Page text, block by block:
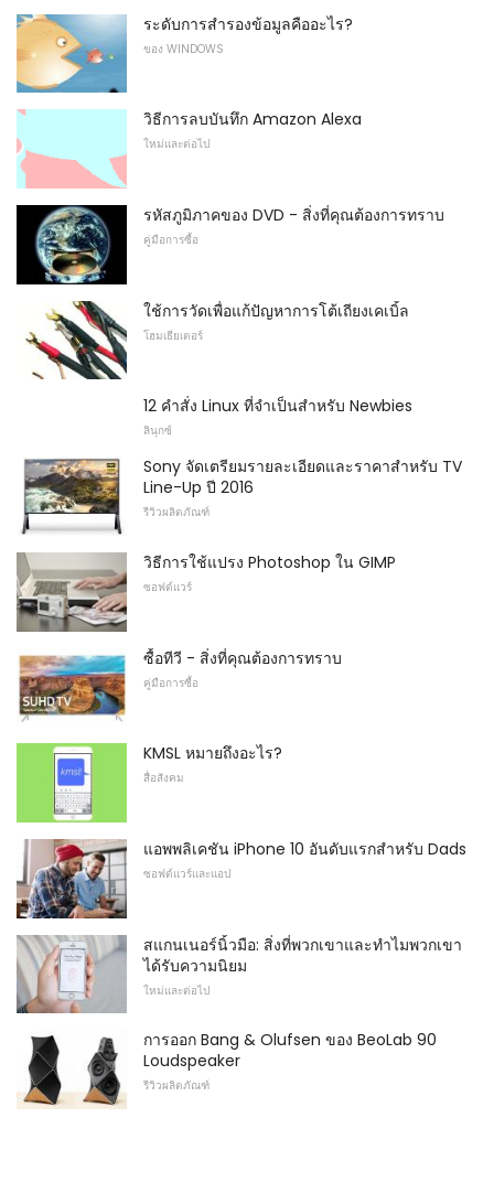
ระดับการสำรองข้อมูลคืออะไร?
ของ WINDOWS
วิธีการลบบันทึก Amazon Alexa
ใหม่และต่อไป
รหัสภูมิภาคของ DVD - สิ่งที่คุณต้องการทราบ
คู่มือการซื้อ
ใช้การวัดเพื่อแก้ปัญหาการโต้เถียงเคเบิ้ล
โฮมเธียเตอร์
12 คำสั่ง Linux ที่จำเป็นสำหรับ Newbies
ลินุกซ์
Sony จัดเตรียมรายละเอียดและราคาสำหรับ TV
Line-Up ปี 2016
รีวิวผลิตภัณฑ์
วิธีการใช้แปรง Photoshop ใน GIMP
ซอฟต์แวร์
ซื้อทีวี - สิ่งที่คุณต้องการทราบ
คู่มือการซื้อ
KMSL หมายถึงอะไร?
สื่อสังคม
แอพพลิเคชัน iPhone 10 อันดับแรกสำหรับ Dads
ซอฟต์แวร์และแอป
สแกนเนอร์นิ้วมือ: สิ่งที่พวกเขาและทำไมพวกเขา
ได้รับความนิยม
ใหม่และต่อไป
การออก Bang & Olufsen ของ BeoLab 90
Loudspeaker
รีวิวผลิตภัณฑ์